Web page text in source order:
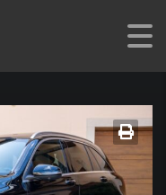
SUV AMG LINE